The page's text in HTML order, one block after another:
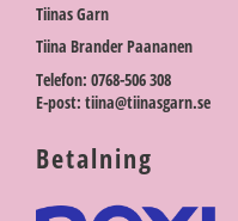
Tiinas Garn
Tiina Brander Paananen
Telefon: 0768-506 308
E-post: tiina@tiinasgarn.se
Betalning